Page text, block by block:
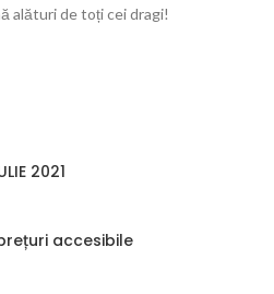
alături de toți cei dragi!
2021
accesibile